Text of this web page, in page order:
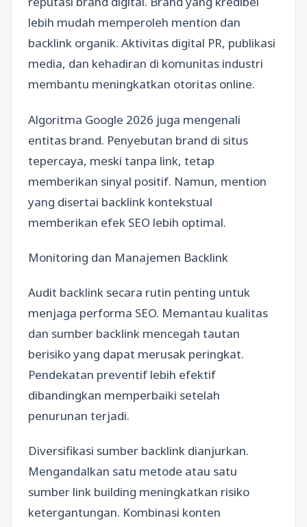
lebih mudah memperoleh mention dan
backlink organik. Aktivitas digital PR, publikasi
media, dan kehadiran di komunitas industri
membantu meningkatkan otoritas online.
Algoritma Google 2026 juga mengenali
entitas brand. Penyebutan brand di situs
tepercaya, meski tanpa link, tetap
memberikan sinyal positif. Namun, mention
yang disertai backlink kontekstual
memberikan efek SEO lebih optimal.
Monitoring dan Manajemen Backlink
Audit backlink secara rutin penting untuk
menjaga performa SEO. Memantau kualitas
dan sumber backlink mencegah tautan
berisiko yang dapat merusak peringkat.
Pendekatan preventif lebih efektif
dibandingkan memperbaiki setelah
penurunan terjadi.
Diversifikasi sumber backlink dianjurkan.
Mengandalkan satu metode atau satu
sumber link building meningkatkan risiko
ketergantungan. Kombinasi konten